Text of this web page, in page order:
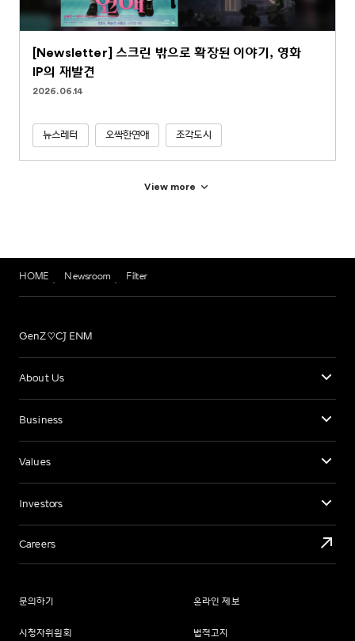
[Newsletter] 스크린 밖으로 확장된 이야기, 영화
IP의 재발견
2026.06.14
뉴스레터 오싹한연애 조각도시
View more
HOME Newsroom Filter
GenZ♡CJ ENM
About Us
Business
Values
Investors
Careers
문의하기 온라인 제보
시청자위원회 법적고지